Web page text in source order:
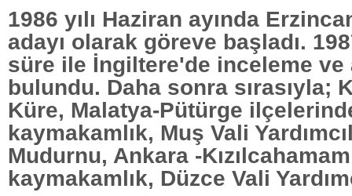
1986 yılı Haziran ayında
adayı olarak göreve başladı.
süre ile İngiltere'de inceleme ve
bulundu. Daha sonra sırasıyla;
Küre, Malatya-Pütürge
kaymakamlık, Muş Vali
Mudurnu, Ankara -
kaymakamlık, Düzce Vali